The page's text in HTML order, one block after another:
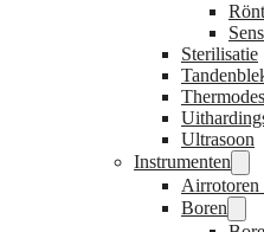
Sterilisatie
Ultrasoon
Instrumenten
Airrotoren
Boren